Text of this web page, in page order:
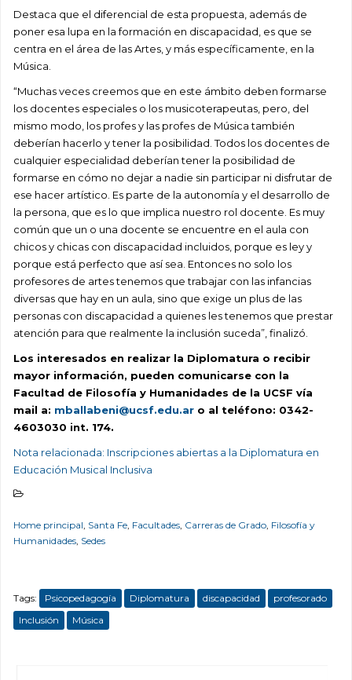
Destaca que el diferencial de esta propuesta, además de
poner esa lupa en la formación en discapacidad, es que se
centra en el área de las Artes, y más específicamente, en la
Música.
“Muchas veces creemos que en este ámbito deben formarse
los docentes especiales o los musicoterapeutas, pero, del
mismo modo, los profes y las profes de Música también
deberían hacerlo y tener la posibilidad. Todos los docentes de
cualquier especialidad deberían tener la posibilidad de
formarse en cómo no dejar a nadie sin participar ni disfrutar de
ese hacer artístico. Es parte de la autonomía y el desarrollo de
la persona, que es lo que implica nuestro rol docente. Es muy
común que un o una docente se encuentre en el aula con
chicos y chicas con discapacidad incluidos, porque es ley y
porque está perfecto que así sea. Entonces no solo los
profesores de artes tenemos que trabajar con las infancias
diversas que hay en un aula, sino que exige un plus de las
personas con discapacidad a quienes les tenemos que prestar
atención para que realmente la inclusión suceda”, finalizó.
Los interesados en realizar la Diplomatura o recibir
mayor información, pueden comunicarse con la
Facultad de Filosofía y Humanidades de la UCSF vía
mail a: mballabeni@ucsf.edu.ar o al teléfono: 0342-
4603030 int. 174.
Nota relacionada: Inscripciones abiertas a la Diplomatura en
Educación Musical Inclusiva
Home principal, Santa Fe, Facultades, Carreras de Grado, Filosofía y
Humanidades, Sedes
Tags: Psicopedagogía Diplomatura discapacidad
profesorado
Inclusión
Música